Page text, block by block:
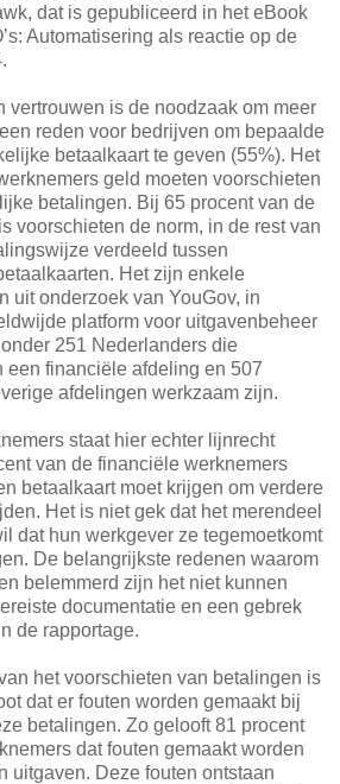
dat is gepubliceerd in het eBook
Automatisering als reactie op de
vertrouwen is de noodzaak om meer
reden voor bedrijven om bepaalde
betaalkaart te geven (55%). Het
geld moeten voorschieten
betalingen. Bij 65 procent van de
voorschieten de norm, in de rest van
verdeeld tussen
Het zijn enkele
uit onderzoek van YouGov, in
platform voor uitgavenbeheer
251 Nederlanders die
een financiële afdeling en 507
afdelingen werkzaam zijn.
staat hier echter lijnrecht
van de financiële werknemers
betaalkaart moet krijgen om verdere
Het is niet gek dat het merendeel
dat hun werkgever ze tegemoetkomt
De belangrijkste redenen waarom
belemmerd zijn het niet kunnen
documentatie en een gebrek
de rapportage.
het voorschieten van betalingen is
dat er fouten worden gemaakt bij
betalingen. Zo gelooft 81 procent
dat fouten gemaakt worden
uitgaven. Deze fouten ontstaan